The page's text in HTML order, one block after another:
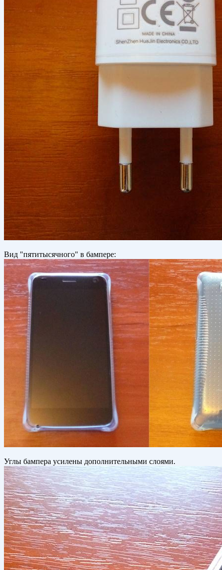
Вид "пятитысячного" в бампере:
Углы бампера усилены дополнительными слоями.